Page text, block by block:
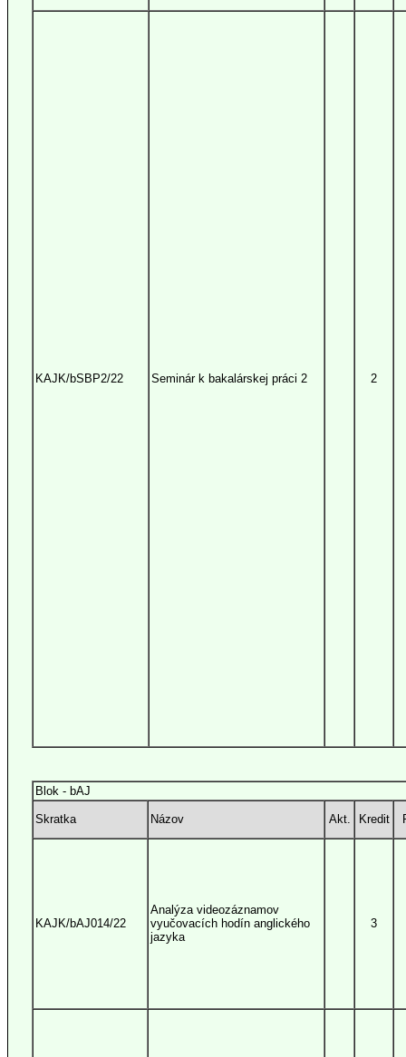
KAJK/bSBP2/22 Seminár k bakalárskej práci 2 2
Blok - bAJ
Skratka Názov Akt. Kredit
KAJK/bAJ014/22
Analýza videozáznamov
vyučovacích hodín anglického
jazyka
3